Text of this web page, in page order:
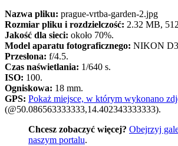
Nazwa pliku: prague-vrtba-garden-2.jpg
Rozmiar pliku i rozdzielczość: 2.32 MB,
Jakość dla sieci: około 70%.
Model aparatu fotograficznego: NIKON
Przesłona: f/4.5.
Czas naświetlania: 1/640 s.
ISO: 100.
Ogniskowa: 18 mm.
GPS: Pokaż miejsce, w którym wykonano
(@50.086563333333,14.402343333333).
Chcesz zobaczyć więcej? Obejrzyj
naszym portalu.